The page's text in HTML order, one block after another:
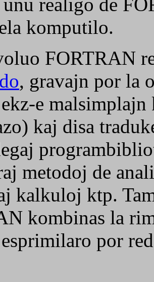
komputilo.
FORTRAN
, gravajn por la
e
kaj disa
metodoj de
kalkuloj ktp.
kombinas la
por